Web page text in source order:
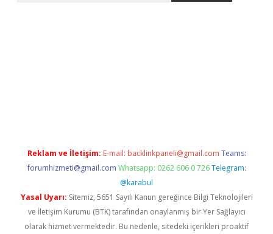
Reklam ve İletişim: E-mail: backlinkpaneli@gmail.com Teams:
forumhizmeti@gmail.com Whatsapp: 0262 606 0 726 Telegram:
@karabul
Yasal Uyarı: Sitemiz, 5651 Sayılı Kanun gereğince Bilgi Teknolojileri
ve İletişim Kurumu (BTK) tarafından onaylanmış bir Yer Sağlayıcı
olarak hizmet vermektedir. Bu nedenle, sitedeki içerikleri proaktif